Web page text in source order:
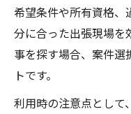
希望条件や所有資格、
分に合った出張現場を
事を探す場合、案件選
トです。
利用時の注意点として